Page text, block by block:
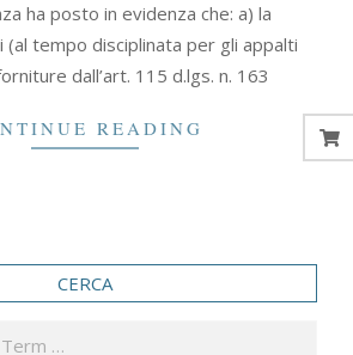
ha posto in evidenza che: a) la
tempo disciplinata per gli appalti
dall’art. 115 d.lgs. n. 163
READING
CERCA